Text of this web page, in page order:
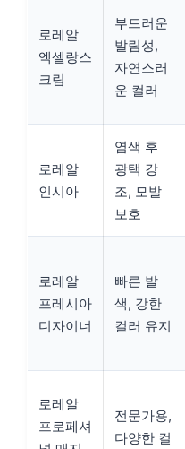
로레알
엑셀랑스
크림
부드러운
발림성,
자연스러
운 컬러
로레알
인시아
염색 후
광택 강
조, 모발
보호
로레알
프레시아
디자이너
빠른 발
색, 강한
컬러 유지
로레알
프로페셔
전문가용,
다양한 컬